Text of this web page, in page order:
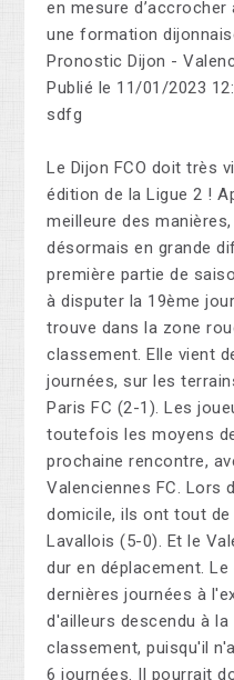
en mesure
une formation
Pronostic Dijon -
Publié le 11/01/2023
sdfg
Le Dijon FCO doit très
édition de la Ligue 2 !
meilleure des
désormais en grande
première partie de
à disputer la 19ème
trouve dans la zone
classement. Elle vient
journées, sur les
Paris FC (2-1). Les
toutefois les moyens
prochaine rencontre,
Valenciennes FC. Lors
domicile, ils ont tout de
Lavallois (5-0). Et le
dur en déplacement.
dernières journées à
d'ailleurs descendu à la
classement, puisqu'il
6 journées. Il pourrait